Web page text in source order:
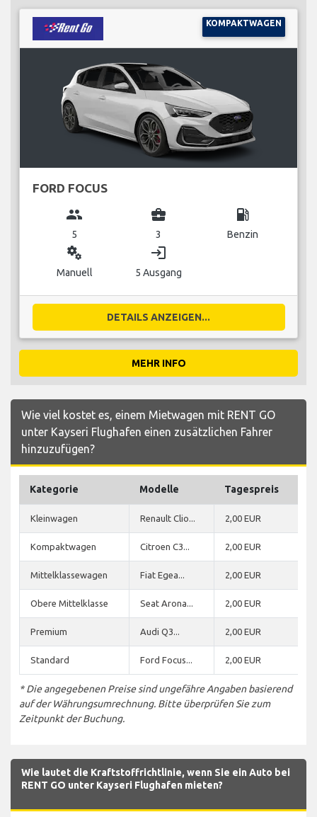
KOMPAKTWAGEN
FORD FOCUS
group
5
business_center
3
local_gas_station
Benzin
miscellaneous_services
Manuell
login
5 Ausgang
DETAILS ANZEIGEN...
MEHR INFO
Wie viel kostet es, einem Mietwagen mit RENT GO
unter Kayseri Flughafen einen zusätzlichen Fahrer
hinzuzufügen?
Kategorie Modelle Tagespreis
Kleinwagen Renault Clio... 2,00 EUR
Kompaktwagen Citroen C3... 2,00 EUR
Mittelklassewagen Fiat Egea... 2,00 EUR
Obere Mittelklasse Seat Arona... 2,00 EUR
Premium Audi Q3... 2,00 EUR
Standard Ford Focus... 2,00 EUR
* Die angegebenen Preise sind ungefähre Angaben basierend
auf der Währungsumrechnung. Bitte überprüfen Sie zum
Zeitpunkt der Buchung.
Wie lautet die Kraftstoffrichtlinie, wenn Sie ein Auto bei
RENT GO unter Kayseri Flughafen mieten?